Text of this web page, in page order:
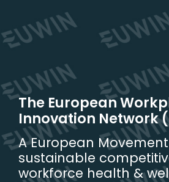
content
The European
Innovation Network
A European
sustainable
workforce health &